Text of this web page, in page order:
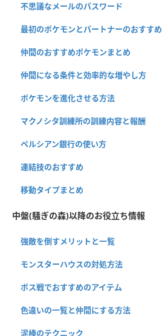
不思議なメールのパスワード
最初のポケモンとパートナーのおすすめ
仲間のおすすめポケモンまとめ
仲間になる条件と効率的な増やし方
ポケモンを進化させる方法
マクノシタ訓練所の訓練内容と報酬
ペルシアン銀行の使い方
連結技のおすすめ
移動タイプまとめ
中盤(騒ぎの森)以降のお役立ち情報
強敵を倒すメリットと一覧
モンスターハウスの対処方法
ボス戦でおすすめのアイテム
色違いの一覧と仲間にする方法
泥棒のテクニック